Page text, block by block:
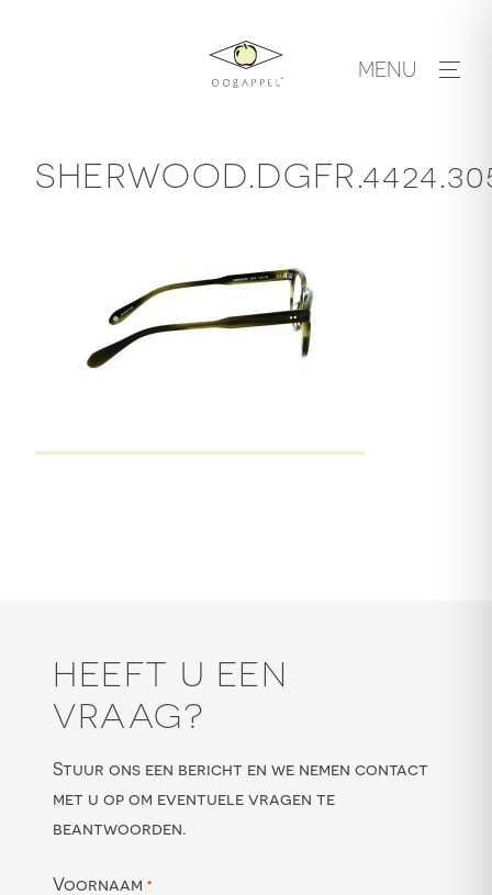
MENU
HEEFT U EEN
VRAAG?
Stuur ons een bericht en we nemen contact
met u op om eventuele vragen te
beantwoorden.
Voornaam *